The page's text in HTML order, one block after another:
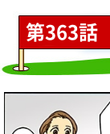
第363話